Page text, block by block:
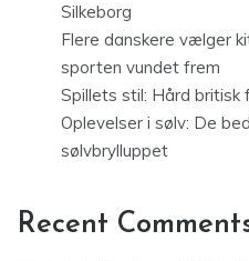
Silkeborg
Flere danskere vælger
sporten vundet frem
Spillets stil: Hård britisk
Oplevelser i sølv: De
sølvbrylluppet
Recent